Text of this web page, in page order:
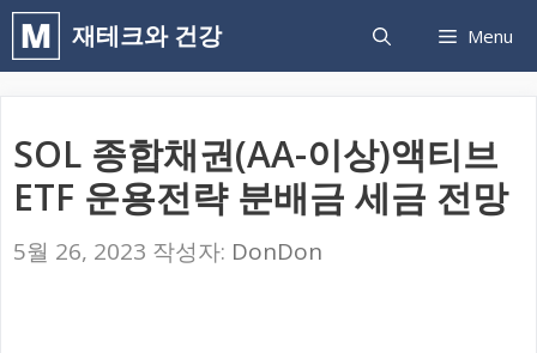
컨
텐
건
너
뛰
재테크와 건강 Menu
SOL 종합채권(AA-이상)액티브
ETF 운용전략 분배금 세금 전망
5월 26, 2023 작성자: DonDon